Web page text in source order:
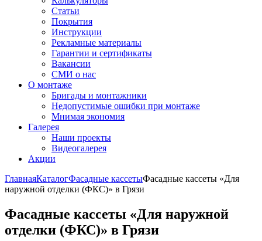
Статьи
Покрытия
Инструкции
Рекламные материалы
Гарантии и сертификаты
Вакансии
СМИ о нас
О монтаже
Бригады и монтажники
Недопустимые ошибки при монтаже
Мнимая экономия
Галерея
Наши проекты
Видеогалерея
Акции
ГлавнаяКаталогФасадные кассетыФасадные кассеты «Для
наружной отделки (ФКС)» в Грязи
Фасадные кассеты «Для наружной
отделки (ФКС)» в Грязи